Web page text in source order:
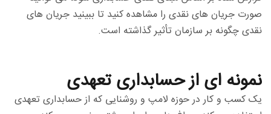
صورت جریان های نقدی را مشاهده کنید تا ببینید جریان های
نقدی چگونه بر سازمان تأثیر گذاشته است.
نمونه ای از حسابداری تعهدی
یک کسب و کار در حوزه لامپ و روشنایی که از حسابداری تعهدی